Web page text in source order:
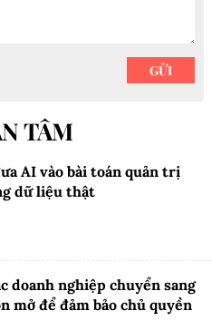
TÂM
AI vào bài toán quản trị
dữ liệu thật
doanh nghiệp chuyển sang
mở để đảm bảo chủ quyền